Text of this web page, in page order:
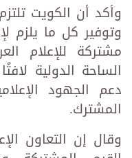
وأكد أن الكويت
وتوفير كل ما يلزم
مشتركة للإعلام
الساحة الدولية
دعم الجهود
المشترك.
وقال إن التعاون